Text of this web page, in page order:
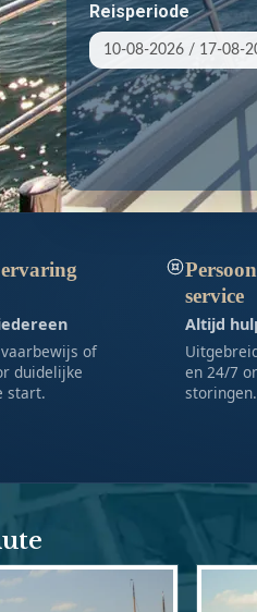
Reisperiode
of
duidelijke
start.
service
Altijd
en 24/7
storingen.